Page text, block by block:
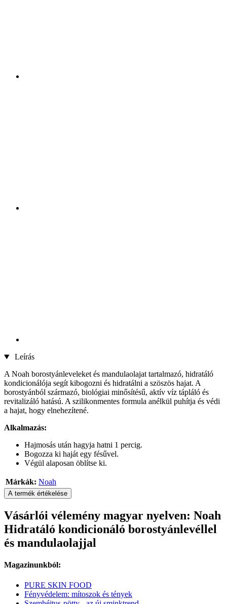
Leírás
A Noah borostyánleveleket és mandulaolajat tartalmazó, hidratáló
kondicionálója segít kibogozni és hidratálni a szöszös hajat. A
borostyánból származó, biológiai minősítésű, aktív víz tápláló és
revitalizáló hatású. A szilikonmentes formula anélkül puhítja és védi
a hajat, hogy elnehezítené.
Alkalmazás:
Hajmosás után hagyja hatni 1 percig.
Bogozza ki haját egy fésűvel.
Végül alaposan öblítse ki.
Márkák: Noah
A termék értékelése
Vásárlói vélemény magyar nyelven: Noah
Hidratáló kondicionáló borostyánlevéllel
és mandulaolajjal
Magazinunkból:
PURE SKIN FOOD
Fényvédelem: mítoszok és tények